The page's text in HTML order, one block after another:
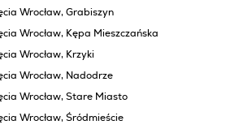
Wrocław, Grabiszyn
Wrocław, Kępa Mieszczańska
Wrocław, Krzyki
Wrocław, Nadodrze
Wrocław, Stare Miasto
Wrocław, Śródmieście